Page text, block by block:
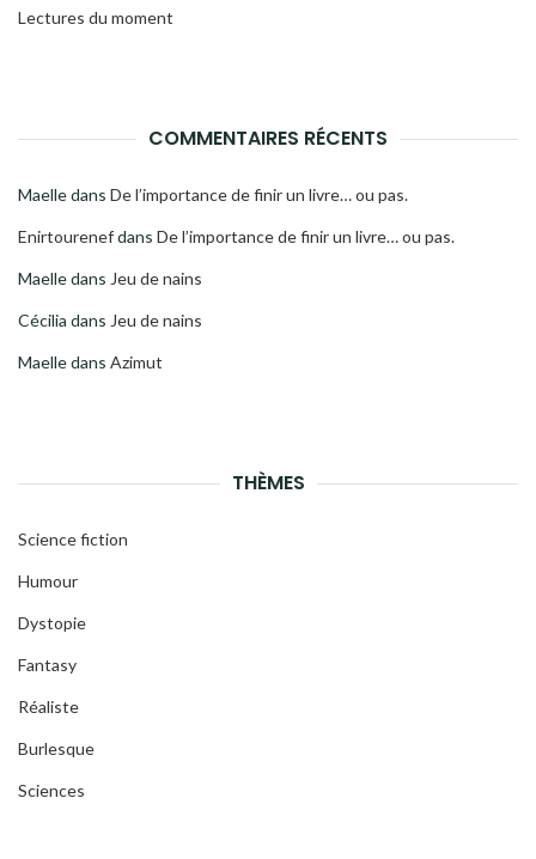
Lectures du moment
COMMENTAIRES RÉCENTS
Maelledans De l’importance de finir un livre… ou pas.
Enirtourenefdans De l’importance de finir un livre… ou pas.
Maelledans Jeu de nains
Cécilia dans Jeu de nains
Maelledans Azimut
THÈMES
Science fiction
Humour
Dystopie
Fantasy
Réaliste
Burlesque
Sciences